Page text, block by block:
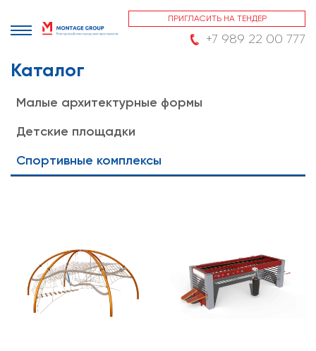
ПРИГЛАСИТЬ НА ТЕНДЕР
+7 989 22 00 777
Каталог
Малые архитектурные формы
Детские площадки
Спортивные комплексы